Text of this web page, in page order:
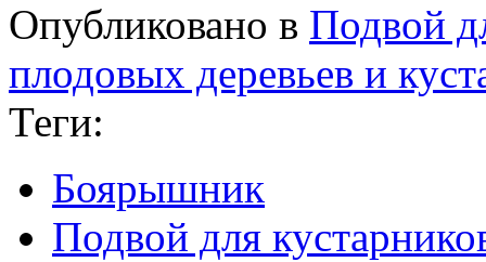
Опубликовано в Подвой
плодовых деревьев и
Теги:
Боярышник
Подвой для